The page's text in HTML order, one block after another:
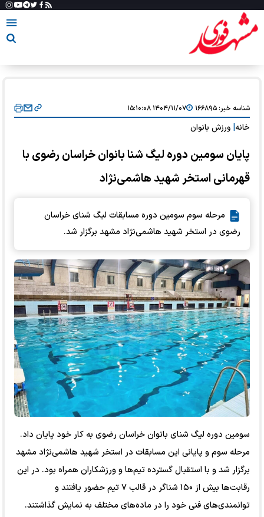
شناسه خبر:۱۶۶۸۹۵ ۱۴۰۴/۱۱/۰۷ ۱۵:۱۰:۰۸
خانه ورزش بانوان
پایان سومین دوره لیگ شنا بانوان خراسان رضوی با
قهرمانی استخر شهید هاشمی‌نژاد
مرحله سوم سومین دوره مسابقات لیگ شنای خراسان
رضوی در استخر شهید هاشمی‌نژاد مشهد برگزار شد.
سومین دوره لیگ شنای بانوان خراسان رضوی به کار خود پایان داد.
مرحله سوم و پایانی این مسابقات در استخر شهید هاشمی‌نژاد مشهد
برگزار شد و با استقبال گسترده تیم‌ها و ورزشکاران همراه بود. در این
رقابت‌ها بیش از ۱۵۰ شناگر در قالب ۷ تیم حضور یافتند و
توانمندی‌های فنی خود را در ماده‌های مختلف به نمایش گذاشتند.